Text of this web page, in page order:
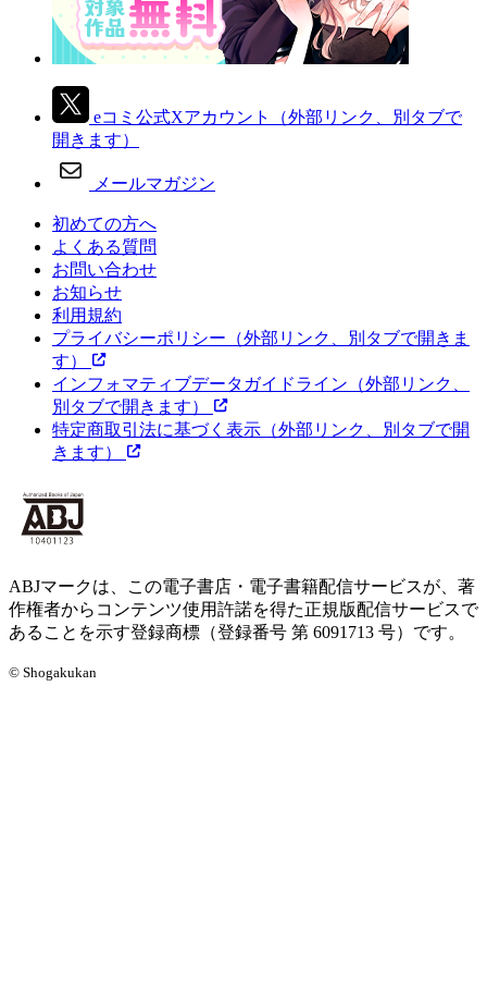
eコミ公式Xアカウント
（外部リンク、別タブで
開きます）
メールマガジン
初めての方へ
よくある質問
お問い合わせ
お知らせ
利用規約
プライバシーポリシー （外部リンク、別タブで開きま
す）
インフォマティブデータガイドライン （外部リンク、
別タブで開きます）
特定商取引法に基づく表示 （外部リンク、別タブで開
きます）
ABJマークは、この電子書店・電子書籍配信サービスが、著
作権者からコンテンツ使用許諾を得た正規版配信サービスで
あることを示す登録商標（登録番号 第 6091713 号）です。
© Shogakukan